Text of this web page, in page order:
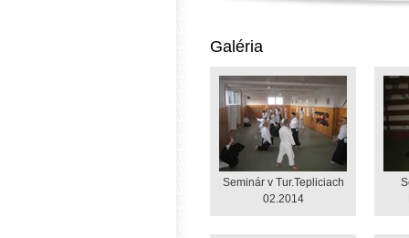
Galéria
Seminár v Tur.Tepliciach
02.2014